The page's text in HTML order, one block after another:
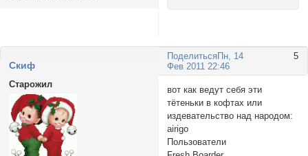
Поделиться 5
Пн, 14
Фев 2011 22:46
Cкиф
Старожил
вот как ведут себя эти
тётеньки в кофтах или
издевательство над народом:
airigo
Пользователи